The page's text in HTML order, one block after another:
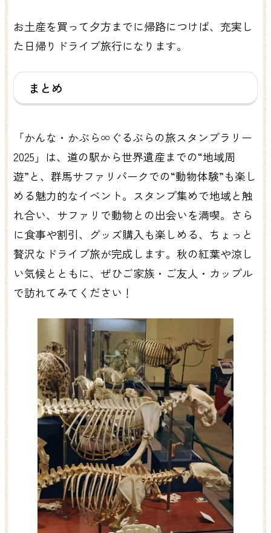
お土産を買って夕方までに帰路につけば、充実し
た日帰りドライブ旅行になります。
まとめ
「かんな・かぶら∞ぐるぶらの旅スタンプラリー
2025」は、道の駅から世界遺産までの“地域周
遊”と、群馬サファリパークでの“動物体験”も楽し
める魅力的なイベント。スタンプ集めで地域と触
れ合い、サファリで動物との出会いを満喫。さら
に食事や割引、グッズ購入も楽しめる、ちょっと
贅沢なドライブ旅が完成します。秋の紅葉や涼し
い気候とともに、ぜひご家族・ご友人・カップル
で訪れてみてください！